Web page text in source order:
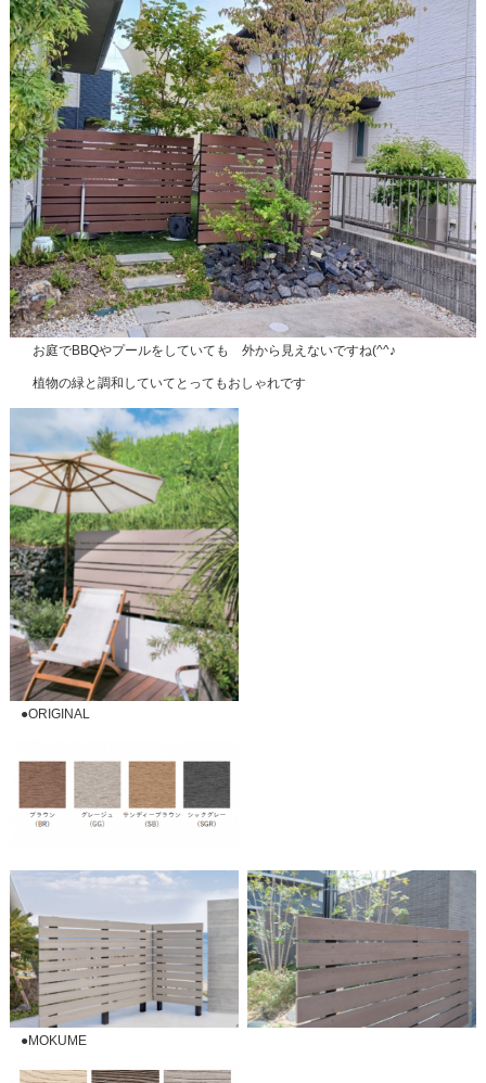
お庭でBBQやプールをしていても 外から見えないですね(^^♪
植物の緑と調和していてとってもおしゃれです
●ORIGINAL
●MOKUME